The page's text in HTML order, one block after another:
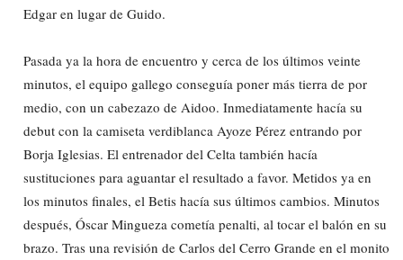
Edgar en lugar de Guido.
Pasada ya la hora de encuentro y cerca de los últimos veinte
minutos, el equipo gallego conseguía poner más tierra de por
medio, con un cabezazo de Aidoo. Inmediatamente hacía su
debut con la camiseta verdiblanca Ayoze Pérez entrando por
Borja Iglesias. El entrenador del Celta también hacía
sustituciones para aguantar el resultado a favor. Metidos ya en
los minutos finales, el Betis hacía sus últimos cambios. Minutos
después, Óscar Mingueza cometía penalti, al tocar el balón en su
brazo. Tras una revisión de Carlos del Cerro Grande en el monito